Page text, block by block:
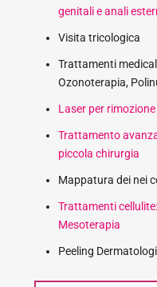
genitali e anali
Visita tricologica
Trattamenti
Ozonoterapia,
Laser per
Trattamento
piccola chirurgia
Mappatura dei nei
Trattamenti
Mesoterapia
Peeling